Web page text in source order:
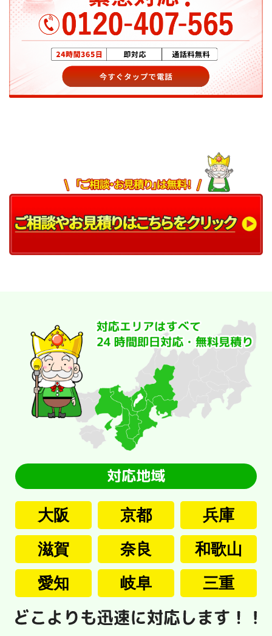
大阪 京都
兵庫
滋賀
奈良
和歌山
愛知
岐阜 三重